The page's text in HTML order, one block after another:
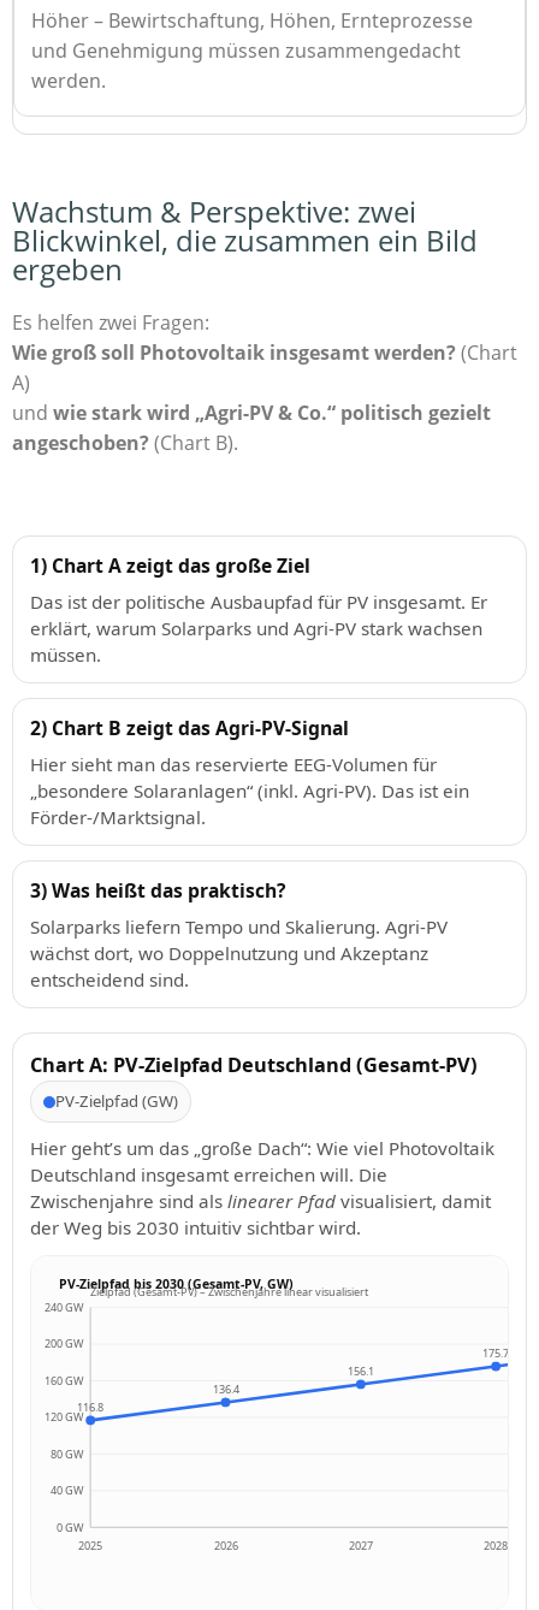
Höher – Bewirtschaftung, Höhen, Ernteprozesse
und Genehmigung müssen zusammengedacht
werden.
Wachstum & Perspektive: zwei
Blickwinkel, die zusammen ein Bild
ergeben
Es helfen zwei Fragen:
Wie groß soll Photovoltaik insgesamt werden? (Chart
A)
und wie stark wird „Agri-PV & Co.“ politisch gezielt
angeschoben? (Chart B).
1) Chart A zeigt das große Ziel
Das ist der politische Ausbaupfad für PV insgesamt. Er
erklärt, warum Solarparks und Agri-PV stark wachsen
müssen.
2) Chart B zeigt das Agri-PV-Signal
Hier sieht man das reservierte EEG-Volumen für
„besondere Solaranlagen“ (inkl. Agri-PV). Das ist ein
Förder-/Marktsignal.
3) Was heißt das praktisch?
Solarparks liefern Tempo und Skalierung. Agri-PV
wächst dort, wo Doppelnutzung und Akzeptanz
entscheidend sind.
Chart A: PV-Zielpfad Deutschland (Gesamt-PV)
PV-Zielpfad (GW)
Hier geht’s um das „große Dach“: Wie viel Photovoltaik
Deutschland insgesamt erreichen will. Die
Zwischenjahre sind als linearer Pfad visualisiert, damit
der Weg bis 2030 intuitiv sichtbar wird.
PV-Zielpfad bis 2030 (Gesamt-PV, GW)
2025 2026 2027 2028
0 GW
40 GW
80 GW
120 GW
160 GW
200 GW
240 GW
116.8
136.4
156.1
175.7
Zielpfad (Gesamt-PV) – Zwischenjahre linear visualisiert